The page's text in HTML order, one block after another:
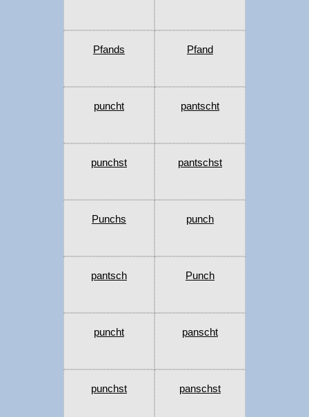
Pfands Pfand
puncht pantscht
punchst pantschst
Punchs punch
pantsch Punch
puncht panscht
punchst panschst